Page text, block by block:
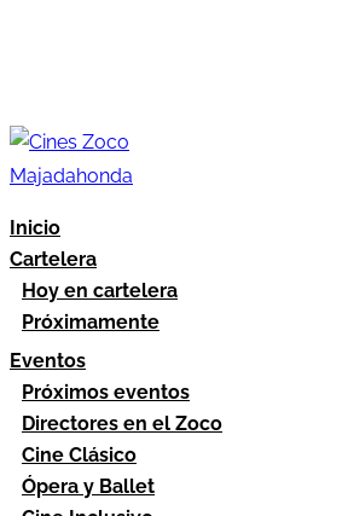
Inicio
Cartelera
Hoy en cartelera
Próximamente
Eventos
Próximos eventos
Directores en el Zoco
Cine Clásico
Ópera y Ballet